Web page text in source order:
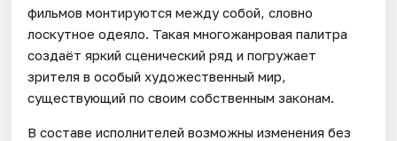
фильмов монтируются между собой, словно
лоскутное одеяло. Такая многожанровая палитра
создаёт яркий сценический ряд и погружает
зрителя в особый художественный мир,
существующий по своим собственным законам.
В составе исполнителей возможны изменения без